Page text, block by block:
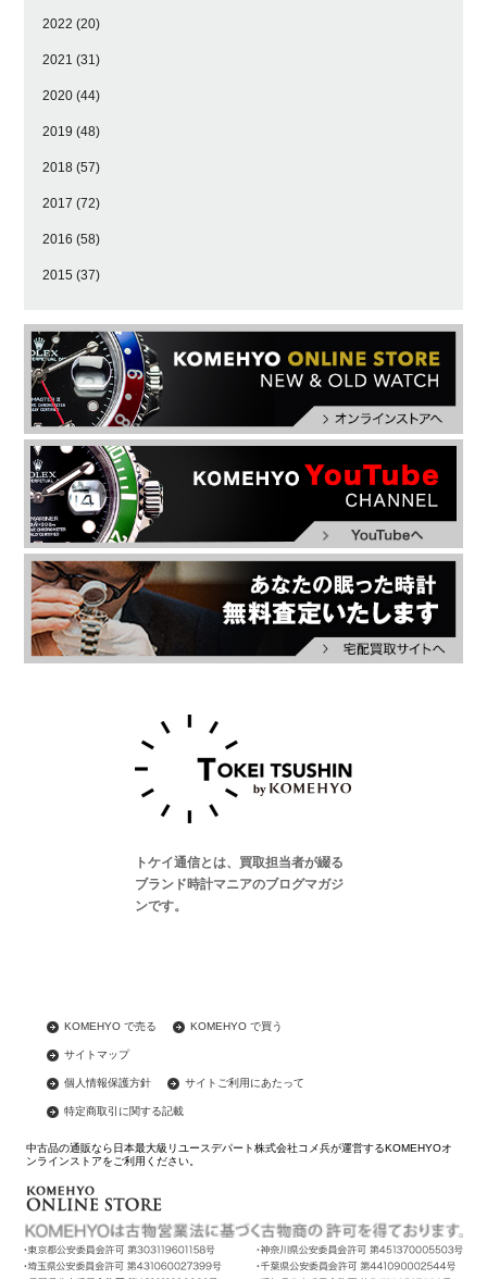
2022 (20)
2021 (31)
2020 (44)
2019 (48)
2018 (57)
2017 (72)
2016 (58)
2015 (37)
トケイ通信とは、買取担当者が綴る
ブランド時計マニアのブログマガジ
ンです。
KOMEHYO で売る KOMEHYO で買う
サイトマップ
個人情報保護方針 サイトご利用にあたって
特定商取引に関する記載
中古品の通販なら日本最大級リユースデパート株式会社コメ兵が運営するKOMEHYOオ
ンラインストアをご利用ください。